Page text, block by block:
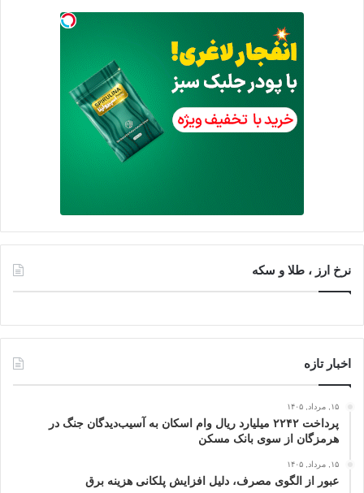
نرخ ارز ، طلا و سکه
اخبار تازه
۱۵, مرداد, ۱۴۰۵
پرداخت ۲۲۴۲ میلیارد ریال وام اسکان به آسیب‌دیدگان جنگ در
هرمزگان از سوی بانک مسکن
۱۵, مرداد, ۱۴۰۵
عبور از الگوی مصرف، دلیل افزایش پلکانی هزینه برق